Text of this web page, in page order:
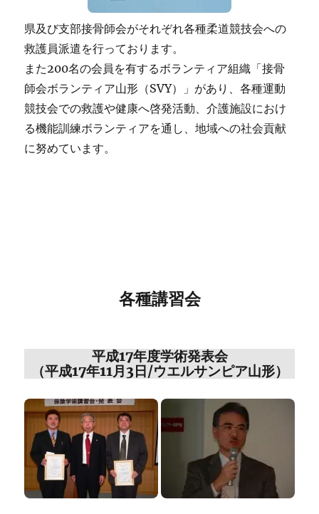
県及び支部接骨師会がそれぞれ各種柔道競技会への
救護員派遣を行っております。
また200名の会員を有するボランティア組織「接骨
師会ボランティア山形（SVY）」があり、各種運動
競技会での救護や健康へ啓発活動、介護施設におけ
る機能訓練ボランティアを通し、地域への社会貢献
に努めています。
各種講習会
平成17年度学術発表会
（平成17年11月3日/ウエルサンピア山形）